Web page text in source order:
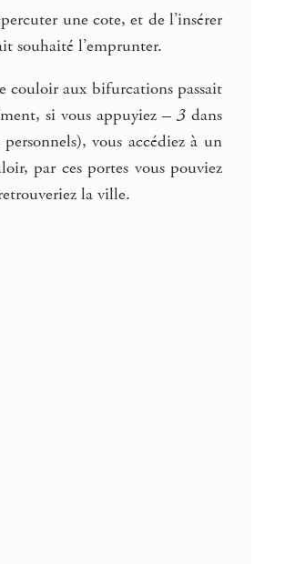
une cote, et de l’insérer
souhaité l’emprunter.
couloir aux bifurcations passait
si vous appuyiez– 3 dans
vous accédiez à un
par ces portes vous pouviez
la ville.